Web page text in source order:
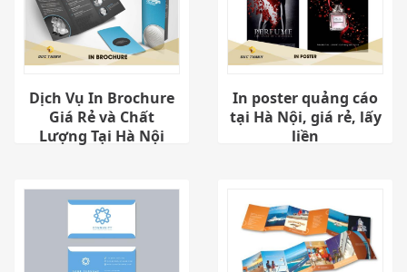
Dịch Vụ In Brochure
Giá Rẻ và Chất
Lượng Tại Hà Nội
In poster quảng cáo
tại Hà Nội, giá rẻ, lấy
liền